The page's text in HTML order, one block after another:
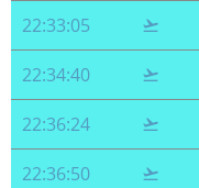
22:33:05 
22:34:40 
22:36:24 
22:36:50 